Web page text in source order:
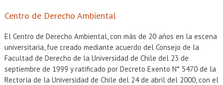
Centro de Derecho Ambiental
El Centro de Derecho Ambiental, con más de 20 años en la escena
universitaria, fue creado mediante acuerdo del Consejo de la
Facultad de Derecho de la Universidad de Chile del 23 de
septiembre de 1999 y ratificado por Decreto Exento N° 5470 de la
Rectoría de la Universidad de Chile del 24 de abril del 2000, con el